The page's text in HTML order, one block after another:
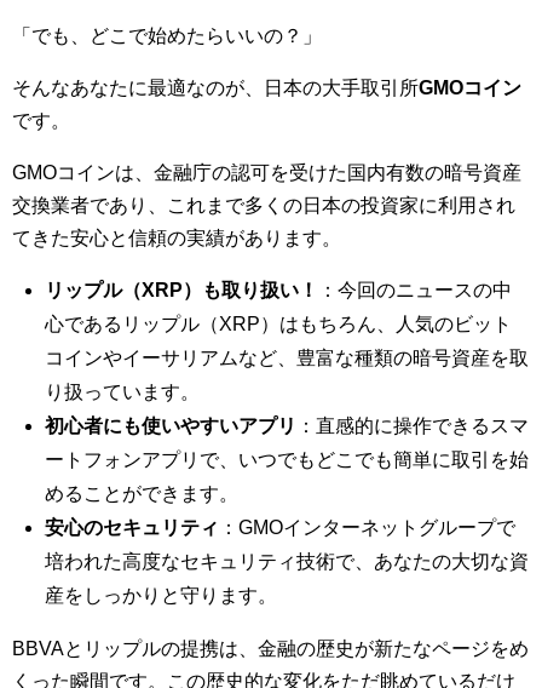
「でも、どこで始めたらいいの？」
そんなあなたに最適なのが、日本の大手取引所GMOコイン
です。
GMOコインは、金融庁の認可を受けた国内有数の暗号資産
交換業者であり、これまで多くの日本の投資家に利用され
てきた安心と信頼の実績があります。
リップル（XRP）も取り扱い！
：今回のニュースの中
心であるリップル（XRP）はもちろん、人気のビット
コインやイーサリアムなど、豊富な種類の暗号資産を取
り扱っています。
初心者にも使いやすいアプリ ：直感的に操作できるスマ
ートフォンアプリで、いつでもどこでも簡単に取引を始
めることができます。
安心のセキュリティ ：GMOインターネットグループで
培われた高度なセキュリティ技術で、あなたの大切な資
産をしっかりと守ります。
BBVAとリップルの提携は、金融の歴史が新たなページをめ
くった瞬間です。この歴史的な変化をただ眺めているだけ